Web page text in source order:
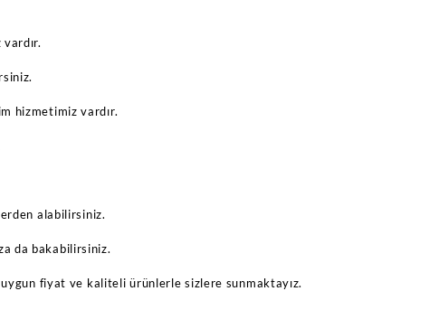
hizmetimiz vardır.
alabilirsiniz.
da bakabilirsiniz.
uygun fiyat ve kaliteli ürünlerle sizlere sunmaktayız.